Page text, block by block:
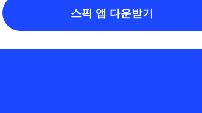
스픽 앱 다운받기